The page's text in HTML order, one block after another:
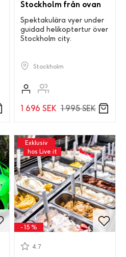
Stockholm från ovan
Spektakulära vyer under
guidad helikoptertur över
Stockholm city.
Stockholm
1 696 SEK 1 995 SEK
- 15 %
Exklusiv
hos Live it
4.7